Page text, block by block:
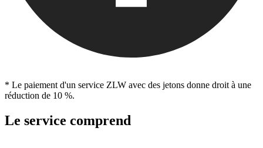
* Le paiement d'un service ZLW avec des jetons donne droit à une
réduction de 10 %.
Le service comprend